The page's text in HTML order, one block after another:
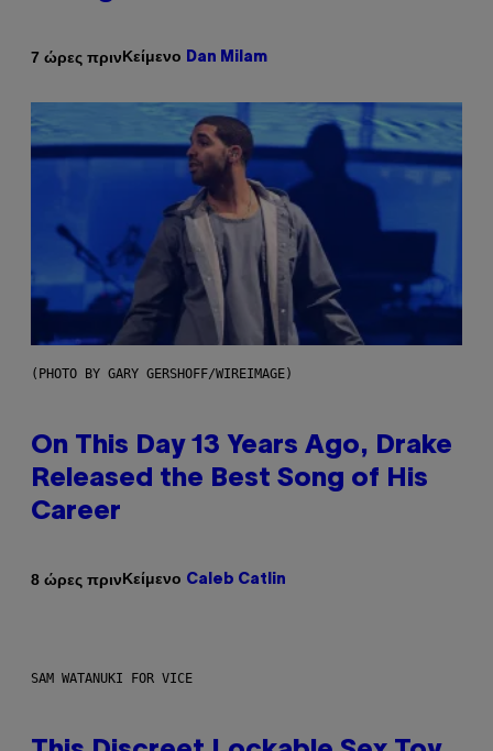
7 ώρες πρινΚείμενο Dan Milam
(PHOTO BY GARY GERSHOFF/WIREIMAGE)
On This Day 13 Years Ago, Drake
Released the Best Song of His
Career
8 ώρες πρινΚείμενο Caleb Catlin
SAM WATANUKI FOR VICE